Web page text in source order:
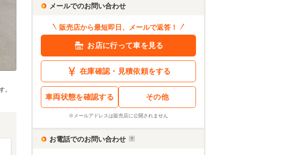
。
メールでのお問い合わせ
販売店から最短即日、メールで返答！
お店に行って車を見る
在庫確認・見積依頼をする
車両状態を確認する その他
※メールアドレスは販売店に公開されません
お電話でのお問い合わせ